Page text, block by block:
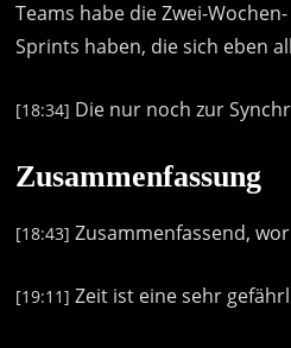
Teams habe die Zwei-Wochen-
Sprints haben, die sich eben
[18:34] Die nur noch zur
Zusammenfassung
[18:43] Zusammenfassend,
[19:11] Zeit ist eine sehr